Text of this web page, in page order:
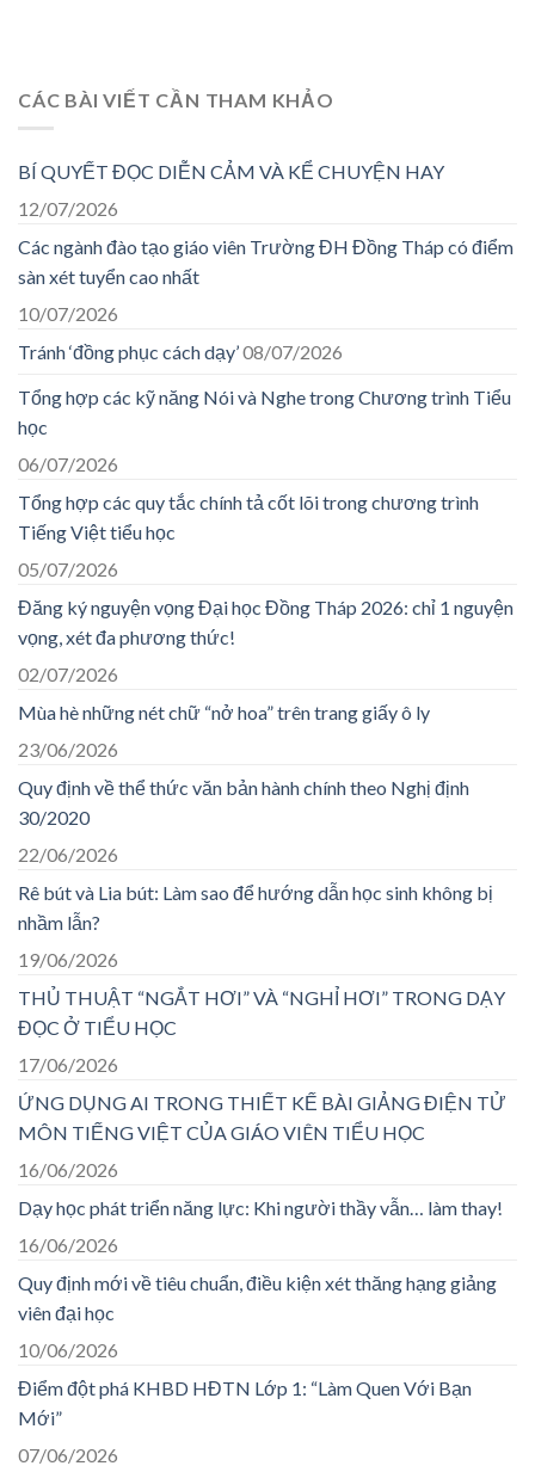
CÁC BÀI VIẾT CẦN THAM KHẢO
BÍ QUYẾT ĐỌC DIỄN CẢM VÀ KỂ CHUYỆN HAY
12/07/2026
Các ngành đào tạo giáo viên Trường ĐH Đồng Tháp có điểm
sàn xét tuyển cao nhất
10/07/2026
Tránh ‘đồng phục cách dạy’08/07/2026
Tổng hợp các kỹ năng Nói và Nghe trong Chương trình Tiểu
học
06/07/2026
Tổng hợp các quy tắc chính tả cốt lõi trong chương trình
Tiếng Việt tiểu học
05/07/2026
Đăng ký nguyện vọng Đại học Đồng Tháp 2026: chỉ 1 nguyện
vọng, xét đa phương thức!
02/07/2026
Mùa hè những nét chữ “nở hoa” trên trang giấy ô ly
23/06/2026
Quy định về thể thức văn bản hành chính theo Nghị định
30/2020
22/06/2026
Rê bút và Lia bút: Làm sao để hướng dẫn học sinh không bị
nhầm lẫn?
19/06/2026
THỦ THUẬT “NGẮT HƠI” VÀ “NGHỈ HƠI” TRONG DẠY
ĐỌC Ở TIỂU HỌC
17/06/2026
ỨNG DỤNG AI TRONG THIẾT KẾ BÀI GIẢNG ĐIỆN TỬ
MÔN TIẾNG VIỆT CỦA GIÁO VIÊN TIỂU HỌC
16/06/2026
Dạy học phát triển năng lực: Khi người thầy vẫn… làm thay!
16/06/2026
Quy định mới về tiêu chuẩn, điều kiện xét thăng hạng giảng
viên đại học
10/06/2026
Điểm đột phá KHBD HĐTN Lớp 1: “Làm Quen Với Bạn
Mới”
07/06/2026